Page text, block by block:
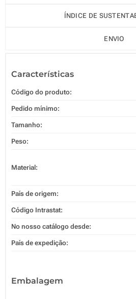
ÍNDICE DE
ENVIO
Características
Código do produto:
Pedido mínimo:
Tamanho:
Peso:
Material:
País de origem:
Código Intrastat:
No nosso catálogo desde:
País de expedição:
Embalagem